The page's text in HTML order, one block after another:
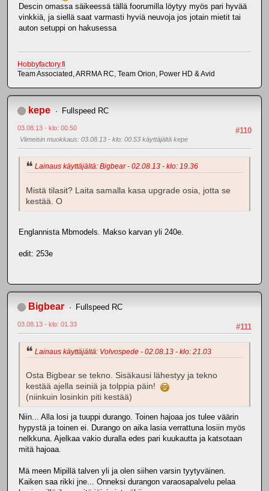
Descin omassa säikeessä tällä foorumilla löytyy myös pari hyvää
vinkkiä, ja siellä saat varmasti hyviä neuvoja jos jotain mietit tai
auton setuppi on hakusessa
Hobbyfactory.fi
Team Associated, ARRMA RC, Team Orion, Power HD & Avid
kepe Fullspeed RC
#110
03.08.13 - klo: 00.50
Viimeisin muokkaus: 03.08.13 - klo: 00.53 käyttäjältä kepe
Lainaus käyttäjältä: Bigbear - 02.08.13 - klo: 19.36
Mistä tilasit? Laita samalla kasa upgrade osia, jotta se
kestää. O
Englannista Mbmodels. Makso karvan yli 240e.
edit: 253e
Bigbear Fullspeed RC
#111
03.08.13 - klo: 01.33
Lainaus käyttäjältä: Volvospede - 02.08.13 - klo: 21.03
Osta Bigbear se tekno. Sisäkausi lähestyy ja tekno
kestää ajella seiniä ja tolppia päin!
(niinkuin losinkin piti kestää)
Niin... Alla losi ja tuuppi durango. Toinen hajoaa jos tulee väärin
hypystä ja toinen ei. Durango on aika lasia verrattuna losiin myös
nelkkuna. Ajelkaa vakio duralla edes pari kuukautta ja katsotaan
mitä hajoaa.
Mä meen Mipillä talven yli ja olen siihen varsin tyytyväinen.
Kaiken saa rikki jne... Onneksi durangon varaosapalvelu pelaa